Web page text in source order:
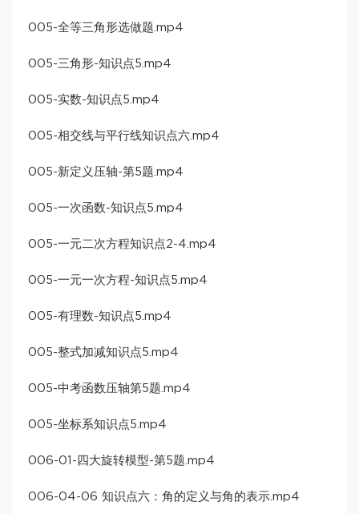
005-全等三角形选做题.mp4
005-三角形-知识点5.mp4
005-实数-知识点5.mp4
005-相交线与平行线知识点六.mp4
005-新定义压轴-第5题.mp4
005-一次函数-知识点5.mp4
005-一元二次方程知识点2-4.mp4
005-一元一次方程-知识点5.mp4
005-有理数-知识点5.mp4
005-整式加减知识点5.mp4
005-中考函数压轴第5题.mp4
005-坐标系知识点5.mp4
006-01-四大旋转模型-第5题.mp4
006-04-06 知识点六：角的定义与角的表示.mp4